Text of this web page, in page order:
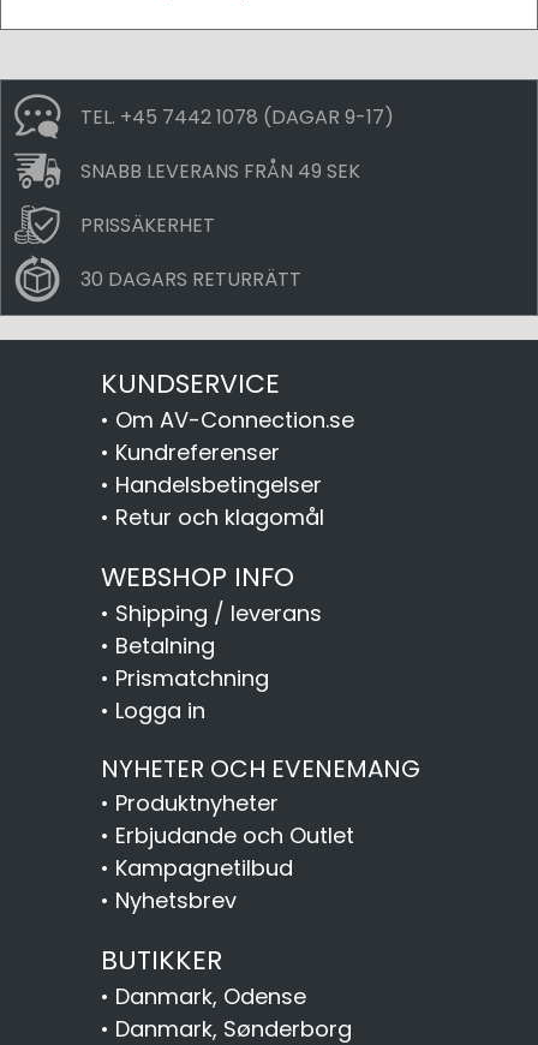
TEL. +45 7442 1078 (DAGAR 9-17)
SNABB LEVERANS FRÅN 49 SEK
PRISSÄKERHET
30 DAGARS RETURRÄTT
KUNDSERVICE
• Om AV-Connection.se
• Kundreferenser
• Handelsbetingelser
• Retur och klagomål
WEBSHOP INFO
• Shipping / leverans
• Betalning
• Prismatchning
• Logga in
NYHETER OCH EVENEMANG
• Produktnyheter
• Erbjudande och Outlet
• Kampagnetilbud
• Nyhetsbrev
BUTIKKER
• Danmark, Odense
• Danmark, Sønderborg